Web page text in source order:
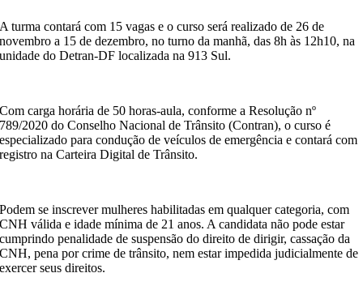
A turma contará com 15 vagas e o curso será realizado de 26 de
novembro a 15 de dezembro, no turno da manhã, das 8h às 12h10, na
unidade do Detran-DF localizada na 913 Sul.
Com carga horária de 50 horas-aula, conforme a Resolução nº
789/2020 do Conselho Nacional de Trânsito (Contran), o curso é
especializado para condução de veículos de emergência e contará com
registro na Carteira Digital de Trânsito.
Podem se inscrever mulheres habilitadas em qualquer categoria, com
CNH válida e idade mínima de 21 anos. A candidata não pode estar
cumprindo penalidade de suspensão do direito de dirigir, cassação da
CNH, pena por crime de trânsito, nem estar impedida judicialmente de
exercer seus direitos.